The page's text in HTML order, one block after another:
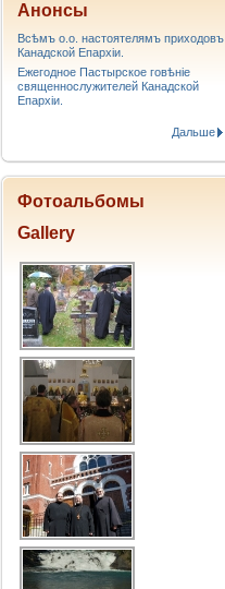
Анонсы
Всѣмъ о.о. настоятелямъ приходовъ
Канадской Епархiи.
Ежегодное Пастырское говѣніе
священнослужителей Канадской
Епархіи.
Дальше
Фотоальбомы
Gallery